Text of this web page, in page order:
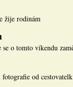
žije rodinám
o tomto víkendu
od